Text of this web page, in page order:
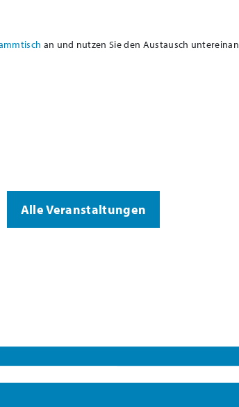
an und nutzen Sie den Austausch
Alle Veranstaltungen